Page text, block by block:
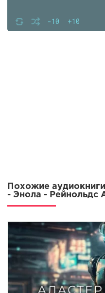
-10 +10
Похожие
- Энола - Рейнольдс